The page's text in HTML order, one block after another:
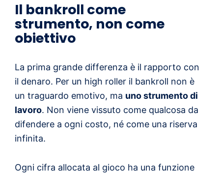
Il bankroll come
strumento, non come
obiettivo
La prima grande differenza è il rapporto con
il denaro. Per un high roller il bankroll non è
un traguardo emotivo, ma uno strumento di
lavoro. Non viene vissuto come qualcosa da
difendere a ogni costo, né come una riserva
infinita.
Ogni cifra allocata al gioco ha una funzione